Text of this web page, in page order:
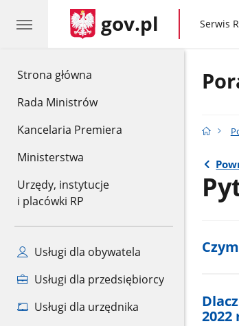
Strona główna
Rada Ministrów
Kancelaria Premiera
Ministerstwa
Urzędy, instytucje
i placówki RP
Usługi dla obywatela
Usługi dla przedsiębiorcy
Usługi dla urzędnika
gov.pl gov.pl
Serwis
2022